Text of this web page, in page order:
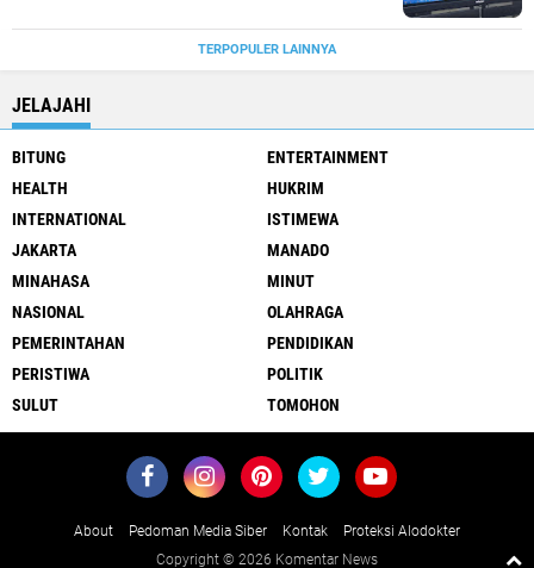
TERPOPULER LAINNYA
JELAJAHI
BITUNG
ENTERTAINMENT
HEALTH
HUKRIM
INTERNATIONAL
ISTIMEWA
JAKARTA
MANADO
MINAHASA
MINUT
NASIONAL
OLAHRAGA
PEMERINTAHAN
PENDIDIKAN
PERISTIWA
POLITIK
SULUT
TOMOHON
About Pedoman Media Siber Kontak
Proteksi Alodokter
Copyright © 2026 Komentar News